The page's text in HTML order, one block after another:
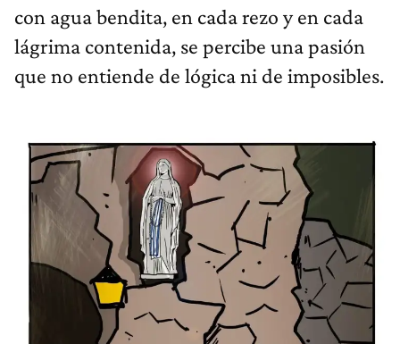
con agua bendita, en cada rezo y en cada
lágrima contenida, se percibe una pasión
que no entiende de lógica ni de imposibles.